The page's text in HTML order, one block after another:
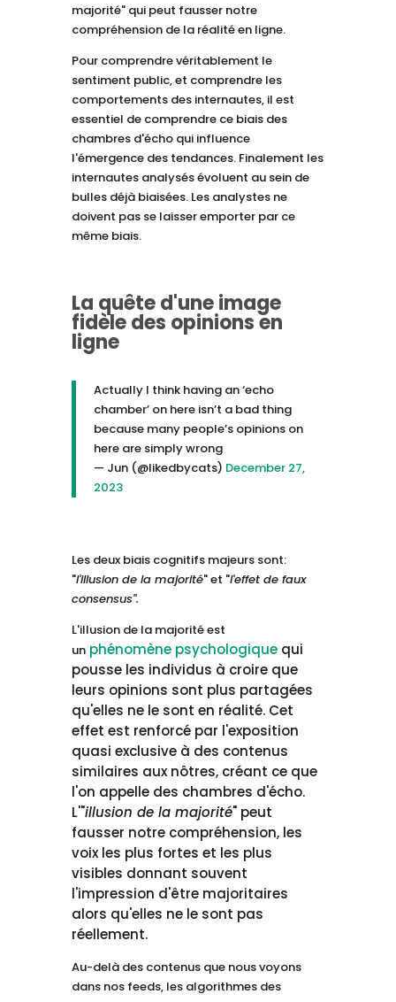
majorité" qui peut fausser notre
compréhension de la réalité en ligne.
Pour comprendre véritablement le
sentiment public, et comprendre les
comportements des internautes, il est
essentiel de comprendre ce biais des
chambres d'écho qui influence
l'émergence des tendances. Finalement les
internautes analysés évoluent au sein de
bulles déjà biaisées. Les analystes ne
doivent pas se laisser emporter par ce
même biais.
La quête d'une image
fidèle des opinions en
ligne
Actually I think having an ‘echo
chamber’ on here isn’t a bad thing
because many people’s opinions on
here are simply wrong
— Jun (@likedbycats) December 27,
2023
Les deux biais cognitifs majeurs sont:
"l'illusion de la majorité" et "l'effet de faux
consensus".
L'illusion de la majorité est
un phénomène psychologiquequi
pousse les individus à croire que
leurs opinions sont plus partagées
qu'elles ne le sont en réalité. Cet
effet est renforcé par l'exposition
quasi exclusive à des contenus
similaires aux nôtres, créant ce que
l'on appelle des chambres d'écho.
L'"illusion de la majorité" peut
fausser notre compréhension, les
voix les plus fortes et les plus
visibles donnant souvent
l'impression d'être majoritaires
alors qu'elles ne le sont pas
réellement.
Au-delà des contenus que nous voyons
dans nos feeds, les algorithmes des